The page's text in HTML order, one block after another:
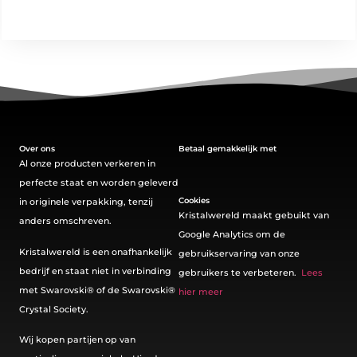
Over ons
Al onze producten verkeren in
perfecte staat en worden geleverd
in originele verpakking, tenzij
anders omschreven.
Kristalwereld is een onafhankelijk
bedrijf en staat niet in verbinding
met Swarovski®️ of de Swarovski®️
Crystal Society.
Wij kopen partijen op van
Betaal gemakkelijk met
Cookies
Kristalwereld maakt gebuikt van
Google Analytics om de
gebruikservaring van onze
gebruikers te verbeteren. Lees
hier meer